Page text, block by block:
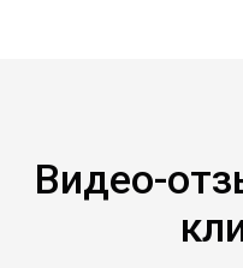
Видео-